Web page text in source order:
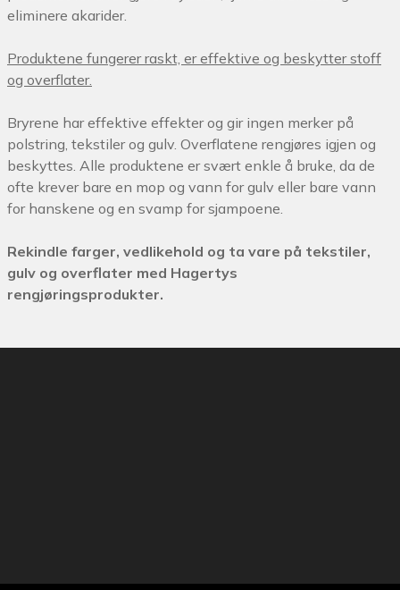
eliminere akarider.
Produktene fungerer raskt, er effektive og beskytter stoff
og overflater.
Bryrene har effektive effekter og gir ingen merker på
polstring, tekstiler og gulv. Overflatene rengjøres igjen og
beskyttes. Alle produktene er svært enkle å bruke, da de
ofte krever bare en mop og vann for gulv eller bare vann
for hanskene og en svamp for sjampoene.
Rekindle farger, vedlikehold og ta vare på tekstiler,
gulv og overflater med Hagertys
rengjøringsprodukter.